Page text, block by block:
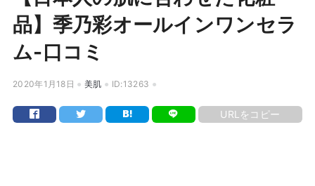
品】季乃彩オールインワンセラ
ム-口コミ
2020年1月18日 美肌 ID:13263
URLをコピー